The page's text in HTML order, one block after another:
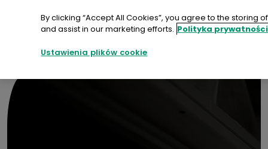
Kontakt
By clicking “Accept All Cookies”, you agree to the
and assist in our marketing efforts. Polityka prywatności
Ustawienia plików cookie